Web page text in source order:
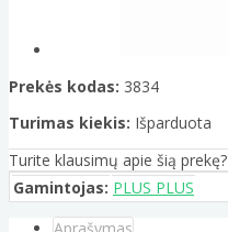
Prekės kodas: 3834
Turimas kiekis: Išparduota
Turite klausimų apie šią prekę?
Gamintojas: PLUS PLUS